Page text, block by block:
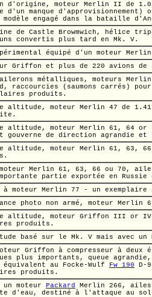
d'origine, moteur Merlin II de
d'un manque d'approvisionnement)
engagé dans la
bataille
de Castle Browmwich , hélice
convertis plus tard en Mk. V.
équipé d'un moteur Merlin
Griffon et plus de 220 avions
métalliques, moteurs
raccourcies (saumons carrés)
produits.
altitude, moteur Merlin 47 de
altitude, moteur Merlin 61, 64 or
gouverne de direction agrandie
altitude, moteur Merlin 61, 63,
Merlin 61, 63, 66 ou 70,
partie exportée en Russie
à moteur Merlin 77 - un
photo non armé, moteur
altitude, moteur Griffon III or IV
produits.
basé sur le Mk. V mais avec
Griffon à compresseur à deux
plus importants, queue
équivalent au Focke-Wulf Fw 190 D-
produits.
un moteur Packard
Merlin 266, ailes
d'eau, destiné à l'attaque au